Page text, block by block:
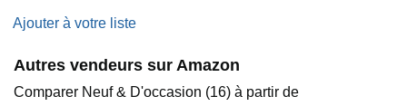
Ajouter à votre liste
Autres vendeurs sur Amazon
Comparer Neuf & D'occasion (16) à partir de